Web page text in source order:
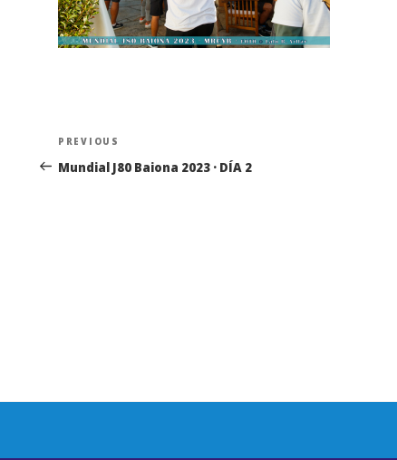
Navegación
de
Previous
Post
PREVIOUS
Mundial J80 Baiona 2023 · DÍA 2